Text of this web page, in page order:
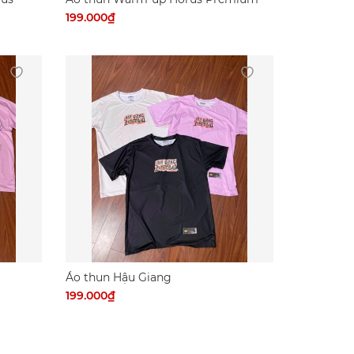
199.000₫
Áo thun Hậu Giang
199.000₫